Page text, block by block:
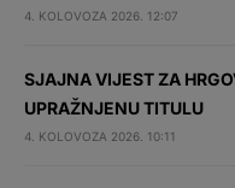
4. KOLOVOZA 2026. 12:07
SJAJNA VIJEST ZA
UPRAŽNJENU TITULU
4. KOLOVOZA 2026. 10:11